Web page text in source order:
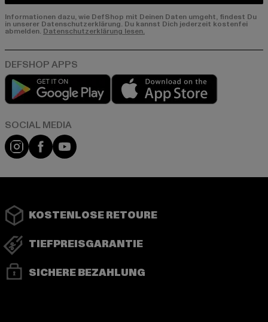
Informationen dazu, wie DefShop mit Deinen Daten umgeht, findest Du
in unserer Datenschutzerklärung. Du kannst Dich jederzeit kostenfei
abmelden. Datenschutzerklärung lesen.
Play market
Instagram
FacebookYouTube
KOSTENLOSE RETOURE
TIEFPREISGARANTIE
SICHERE BEZAHLUNG